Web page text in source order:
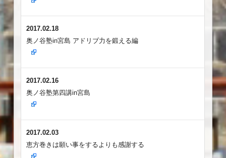
2017.02.18
奥ノ谷塾in宮島 アドリブ力を鍛える編
2017.02.16
奥ノ谷塾第四講in宮島
2017.02.03
恵方巻きは願い事をするよりも感謝する